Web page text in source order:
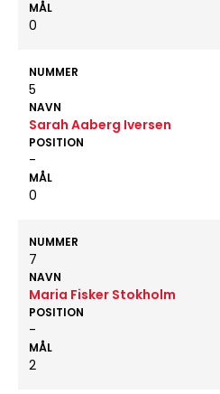
MÅL
0
NUMMER
5
NAVN
Sarah Aaberg Iversen
POSITION
-
MÅL
0
NUMMER
7
NAVN
Maria Fisker Stokholm
POSITION
-
MÅL
2